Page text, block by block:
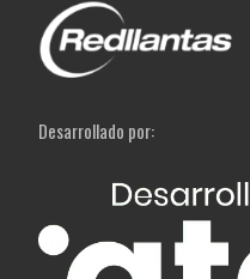
Desarrollado por: